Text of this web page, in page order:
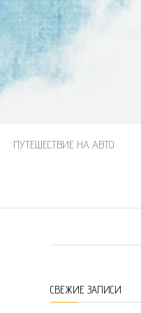
ПУТЕШЕСТВИЕ НА АВТО
СВЕЖИЕ ЗАПИСИ